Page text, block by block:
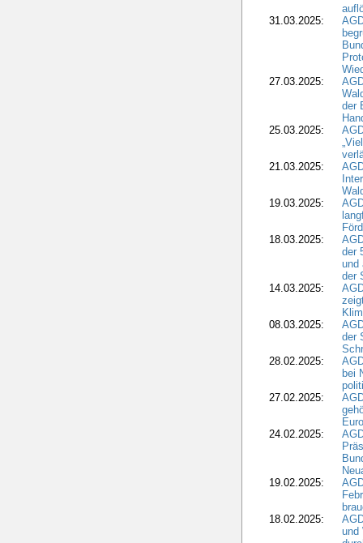
31.03.2025:
27.03.2025:
der
25.03.2025:
21.03.2025:
19.03.2025:
18.03.2025:
der
und
der
14.03.2025:
08.03.2025:
der
28.02.2025:
bei
27.02.2025:
24.02.2025:
19.02.2025:
18.02.2025:
und